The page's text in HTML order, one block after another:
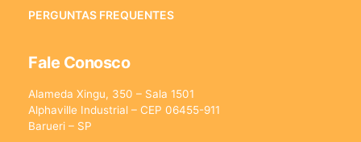
PERGUNTAS FREQUENTES
Fale Conosco
Alameda Xingu, 350 – Sala 1501
Alphaville Industrial – CEP 06455-911
Barueri – SP